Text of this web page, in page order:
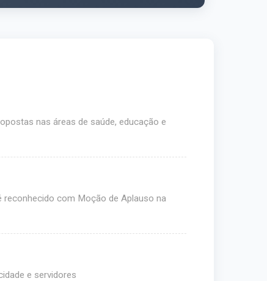
nas áreas de saúde, educação e
reconhecido com Moção de Aplauso na
e servidores